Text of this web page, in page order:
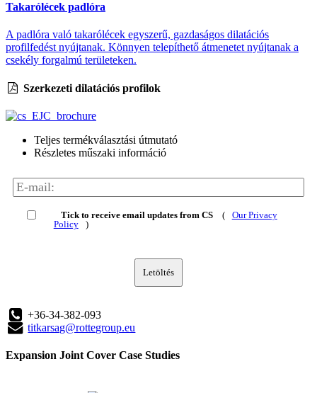
Takarólécek padlóra
A padlóra való takarólécek egyszerű, gazdaságos dilatációs
profilfedést nyújtanak. Könnyen telepíthető átmenetet nyújtanak a
csekély forgalmú területeken.
Szerkezeti dilatációs profilok
Teljes termékválasztási útmutató
Részletes műszaki információ
Tick to receive email updates from CS (
Our Privacy
Policy
)
Letöltés
+36-34-382-093
titkarsag@rottegroup.eu
Expansion Joint Cover Case Studies